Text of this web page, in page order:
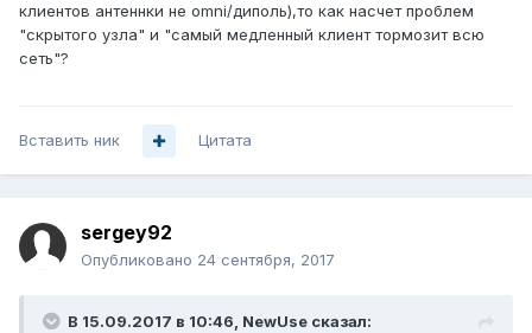
клиентов антеннки не omni/диполь),то как насчет проблем
"скрытого узла" и "самый медленный клиент тормозит всю
сеть"?
Вставить ник Цитата
sergey92
Опубликовано 24 сентября, 2017
В 15.09.2017 в 10:46, NewUse сказал: